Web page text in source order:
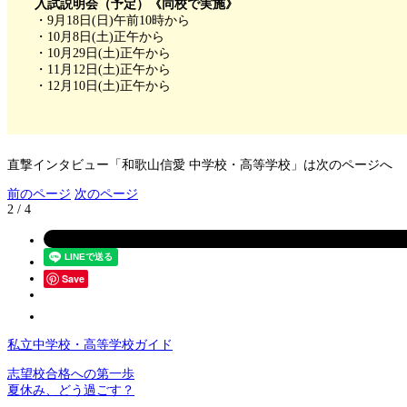
入試説明会（予定）《同校で実施》
・9月18日(日)午前10時から
・10月8日(土)正午から
・10月29日(土)正午から
・11月12日(土)正午から
・12月10日(土)正午から
直撃インタビュー「和歌山信愛 中学校・高等学校」は次のページへ
前のページ 次のページ
2 / 4
Save
私立中学校・高等学校ガイド
志望校合格への第一歩
夏休み、どう過ごす？